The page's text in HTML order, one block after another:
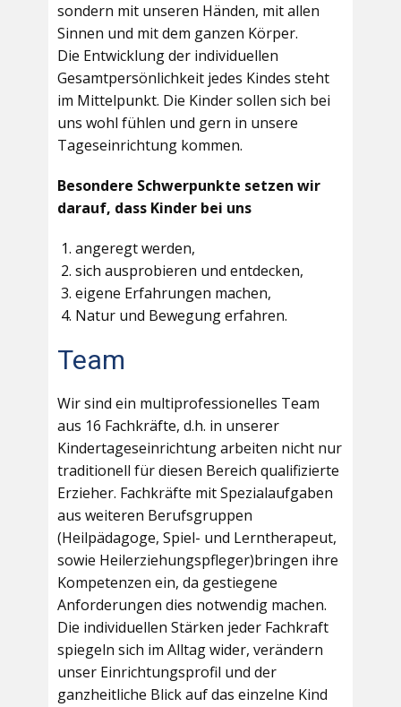
sondern mit unseren Händen, mit allen
Sinnen und mit dem ganzen Körper.
Die Entwicklung der individuellen
Gesamtpersönlichkeit jedes Kindes steht
im Mittelpunkt. Die Kinder sollen sich bei
uns wohl fühlen und gern in unsere
Tageseinrichtung kommen.
Besondere Schwerpunkte setzen wir
darauf, dass Kinder bei uns
angeregt werden,
sich ausprobieren und entdecken,
eigene Erfahrungen machen,
Natur und Bewegung erfahren.
Team
Wir sind ein multiprofessionelles Team
aus 16 Fachkräfte, d.h. in unserer
Kindertageseinrichtung arbeiten nicht nur
traditionell für diesen Bereich qualifizierte
Erzieher. Fachkräfte mit Spezialaufgaben
aus weiteren Berufsgruppen
(Heilpädagoge, Spiel- und Lerntherapeut,
sowie Heilerziehungspfleger)bringen ihre
Kompetenzen ein, da gestiegene
Anforderungen dies notwendig machen.
Die individuellen Stärken jeder Fachkraft
spiegeln sich im Alltag wider, verändern
unser Einrichtungsprofil und der
ganzheitliche Blick auf das einzelne Kind